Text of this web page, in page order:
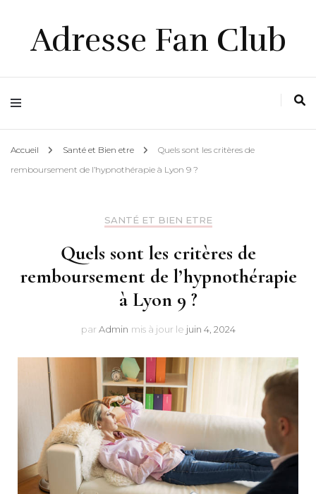
Adresse Fan Club
Accueil Santé et Bien etre
Quels sont les critères de
remboursement de l’hypnothérapie à Lyon 9 ?
SANTÉ ET BIEN ETRE
Quels sont les critères de
remboursement de l’hypnothérapie
à Lyon 9 ?
par Admin mis à jour le juin 4, 2024